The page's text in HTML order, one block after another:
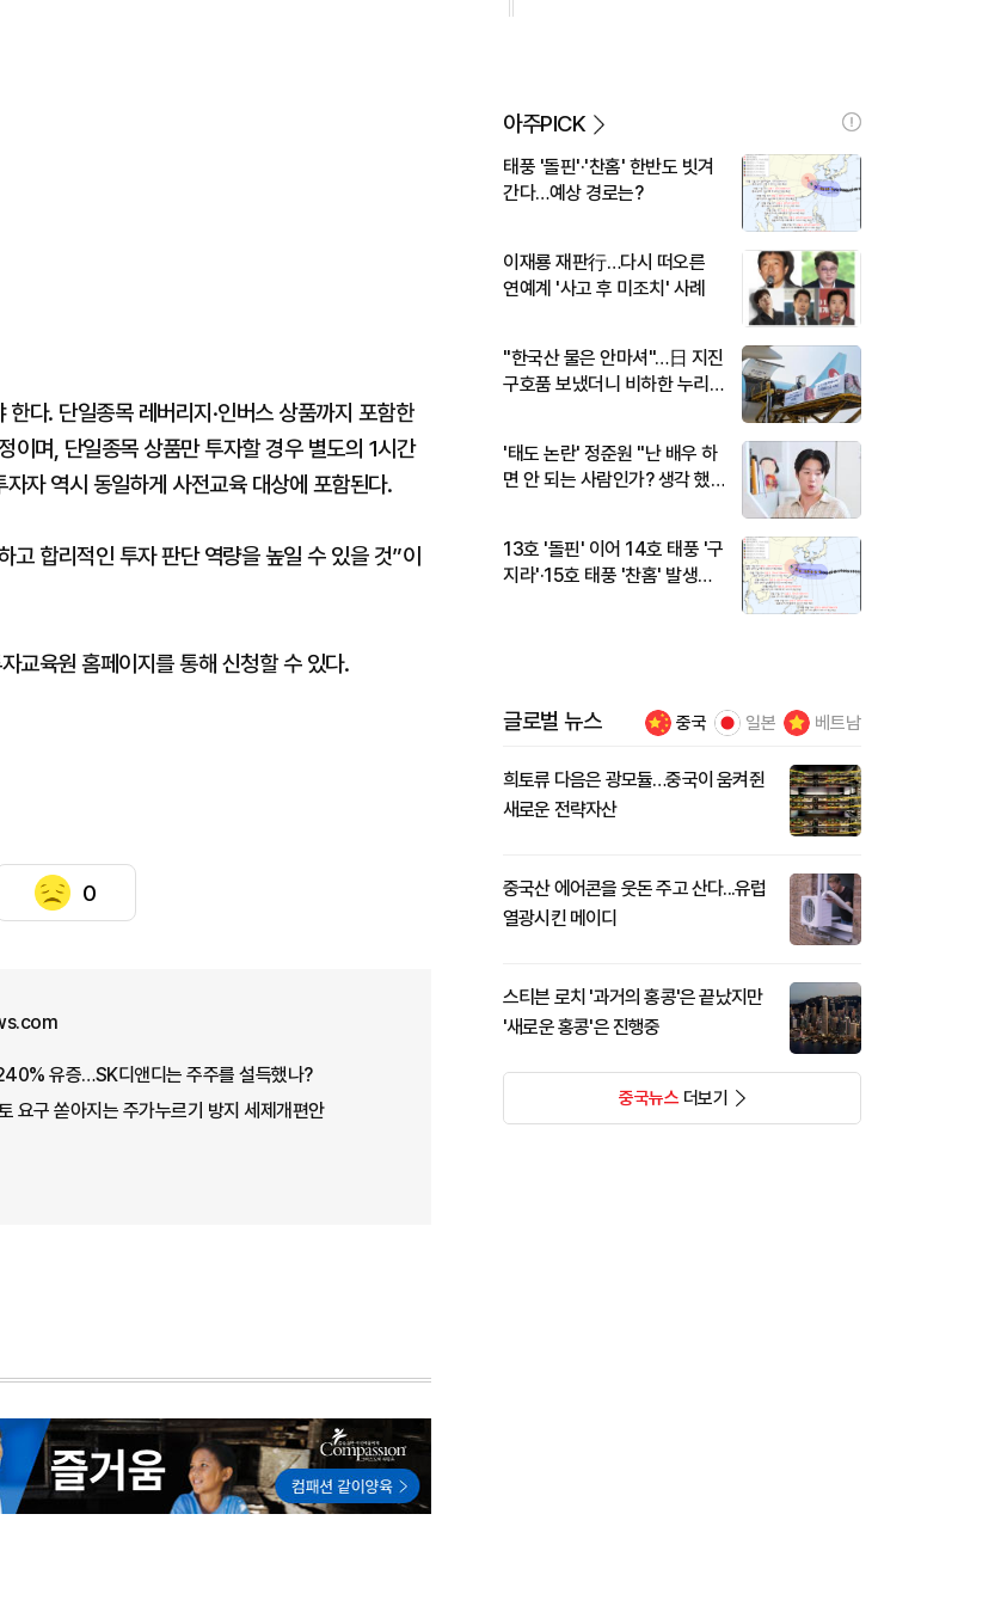
다. 단일종목 레버리지·인버스 상품까지 포함한
며, 단일종목 상품만 투자할 경우 별도의 1시간
자 역시 동일하게 사전교육 대상에 포함된다.
합리적인 투자 판단 역량을 높일 수 있을 것”이
교육원 홈페이지를 통해 신청할 수 있다.
0
유증…SK디앤디는 주주를 설득했나?
요구 쏟아지는 주가누르기 방지 세제개편안
아주PICK
태풍 '돌핀'·'찬홈' 한반도 빗겨
간다…예상 경로는?
이재룡 재판行…다시 떠오른
연예계 '사고 후 미조치' 사례
"한국산 물은 안마셔"…日 지진
구호품 보냈더니 비하한 누리
'태도 논란' 정준원 "난 배우 하
면 안 되는 사람인가? 생각 했
13호 '돌핀' 이어 14호 태풍 '구
지라'·15호 태풍 '찬홈' 발생…
글로벌 뉴스 중국 일본 베트남
희토류 다음은 광모듈…중국이 움켜쥔
새로운 전략자산
중국산 에어콘을 웃돈 주고 산다...유럽
열광시킨 메이디
스티븐 로치 '과거의 홍콩'은 끝났지만
'새로운 홍콩'은 진행중
중국뉴스더보기